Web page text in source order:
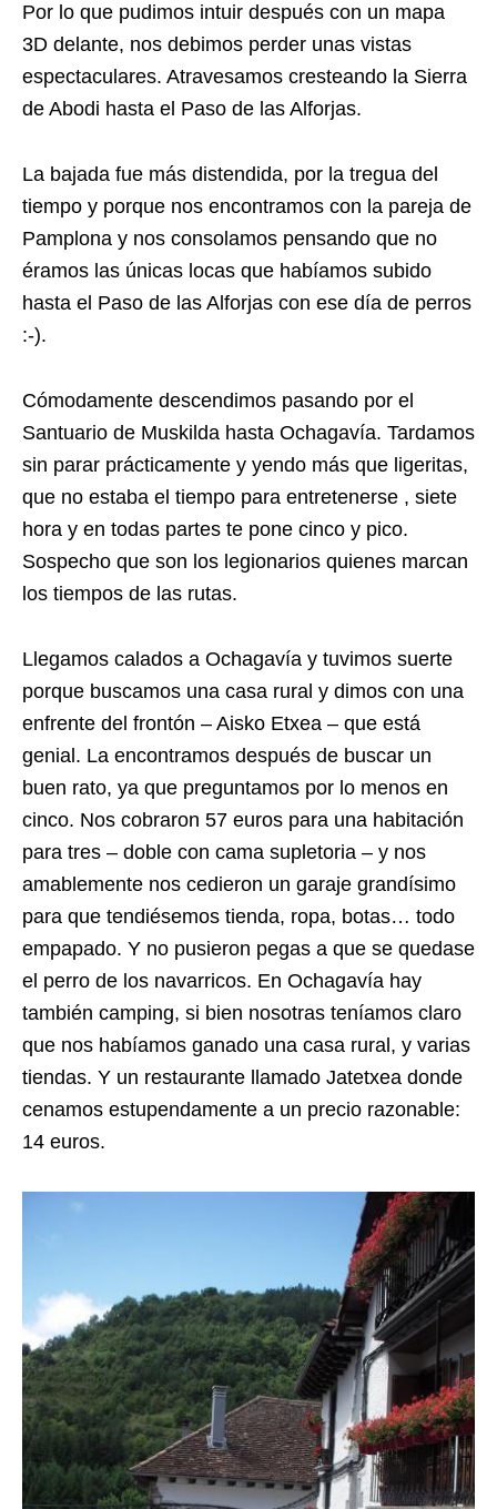
Por lo que pudimos intuir después con un mapa
3D delante, nos debimos perder unas vistas
espectaculares. Atravesamos cresteando la Sierra
de Abodi hasta el Paso de las Alforjas.
La bajada fue más distendida, por la tregua del
tiempo y porque nos encontramos con la pareja de
Pamplona y nos consolamos pensando que no
éramos las únicas locas que habíamos subido
hasta el Paso de las Alforjas con ese día de perros
:-).
Cómodamente descendimos pasando por el
Santuario de Muskilda hasta Ochagavía. Tardamos
sin parar prácticamente y yendo más que ligeritas,
que no estaba el tiempo para entretenerse , siete
hora y en todas partes te pone cinco y pico.
Sospecho que son los legionarios quienes marcan
los tiempos de las rutas.
Llegamos calados a Ochagavía y tuvimos suerte
porque buscamos una casa rural y dimos con una
enfrente del frontón – Aisko Etxea – que está
genial. La encontramos después de buscar un
buen rato, ya que preguntamos por lo menos en
cinco. Nos cobraron 57 euros para una habitación
para tres – doble con cama supletoria – y nos
amablemente nos cedieron un garaje grandísimo
para que tendiésemos tienda, ropa, botas… todo
empapado. Y no pusieron pegas a que se quedase
el perro de los navarricos. En Ochagavía hay
también camping, si bien nosotras teníamos claro
que nos habíamos ganado una casa rural, y varias
tiendas. Y un restaurante llamado Jatetxea donde
cenamos estupendamente a un precio razonable:
14 euros.